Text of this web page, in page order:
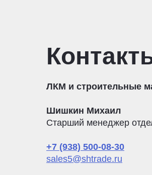
ЛКМ и строительные
Шишкин Михаил
Старший менеджер
+7 (938) 500-08-30
sales5@shtrade.ru